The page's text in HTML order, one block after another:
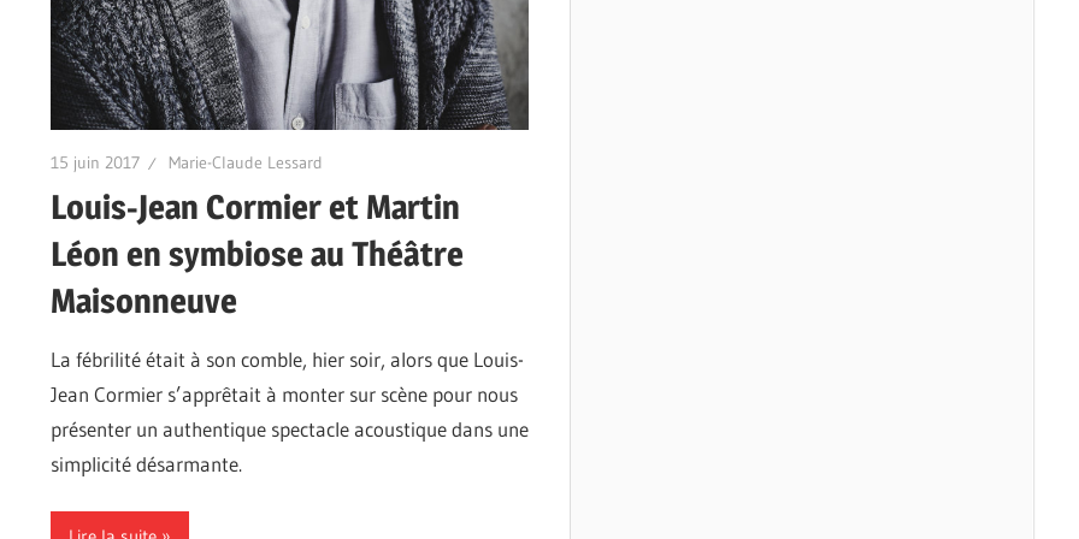
15 juin 2017 Marie-Claude Lessard
Louis-Jean Cormier et Martin
Léon en symbiose au Théâtre
Maisonneuve
La fébrilité était à son comble, hier soir, alors que Louis-
Jean Cormier s’apprêtait à monter sur scène pour nous
présenter un authentique spectacle acoustique dans une
simplicité désarmante.